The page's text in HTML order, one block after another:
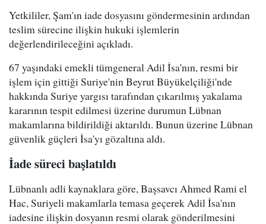
Yetkililer, Şam'ın iade dosyasını göndermesinin ardından
teslim sürecine ilişkin hukuki işlemlerin
değerlendirileceğini açıkladı.
67 yaşındaki emekli tümgeneral Adil İsa'nın, resmi bir
işlem için gittiği Suriye'nin Beyrut Büyükelçiliği'nde
hakkında Suriye yargısı tarafından çıkarılmış yakalama
kararının tespit edilmesi üzerine durumun Lübnan
makamlarına bildirildiği aktarıldı. Bunun üzerine Lübnan
güvenlik güçleri İsa'yı gözaltına aldı.
İade süreci başlatıldı
Lübnanlı adli kaynaklara göre, Başsavcı Ahmed Rami el
Hac, Suriyeli makamlarla temasa geçerek Adil İsa'nın
iadesine ilişkin dosyanın resmi olarak gönderilmesini